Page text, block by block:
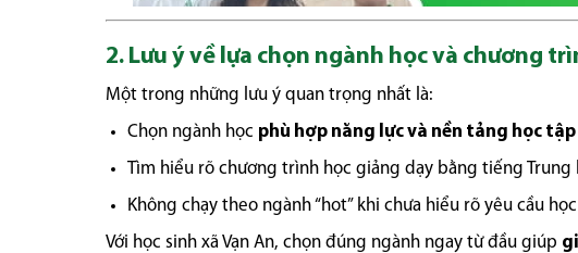
2. Lưu ý về lựa chọn ngành học và chương
Một trong những lưu ý quan trọng nhất là:
Chọn ngành học phù hợp năng lực và nền tảng học tập
Tìm hiểu rõ chương trình học giảng dạy bằng tiếng Trung
Không chạy theo ngành “hot” khi chưa hiểu rõ yêu cầu
Với học sinh xã Vạn An, chọn đúng ngành ngay từ đầu giúp